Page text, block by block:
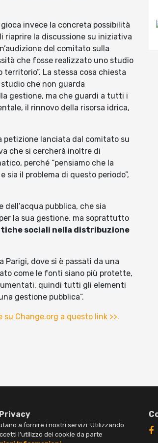
invece la concreta possibilità
riaprire la discussione su iniziativa
del comitato sulla
che fosse realizzato uno studio
La stessa cosa chiesta
che non guarda
gestione, ma che guardi a tutti i
il rinnovo della risorsa idrica,
petizione lanciata dal comitato su
che si cercherà inoltre di
perché “pensiamo che la
il problema di questo periodo”,
pubblica, che sia
la sua gestione, ma soprattutto
sociali nella distribuzione
Parigi, dove si è passati da una
come le fonti siano più protette,
quindi tutti gli elementi
gestione pubblica”.
Change.org a questo link >>.
a fornire i nostri servizi. Utilizzando
l’utilizzo dei cookie da parte